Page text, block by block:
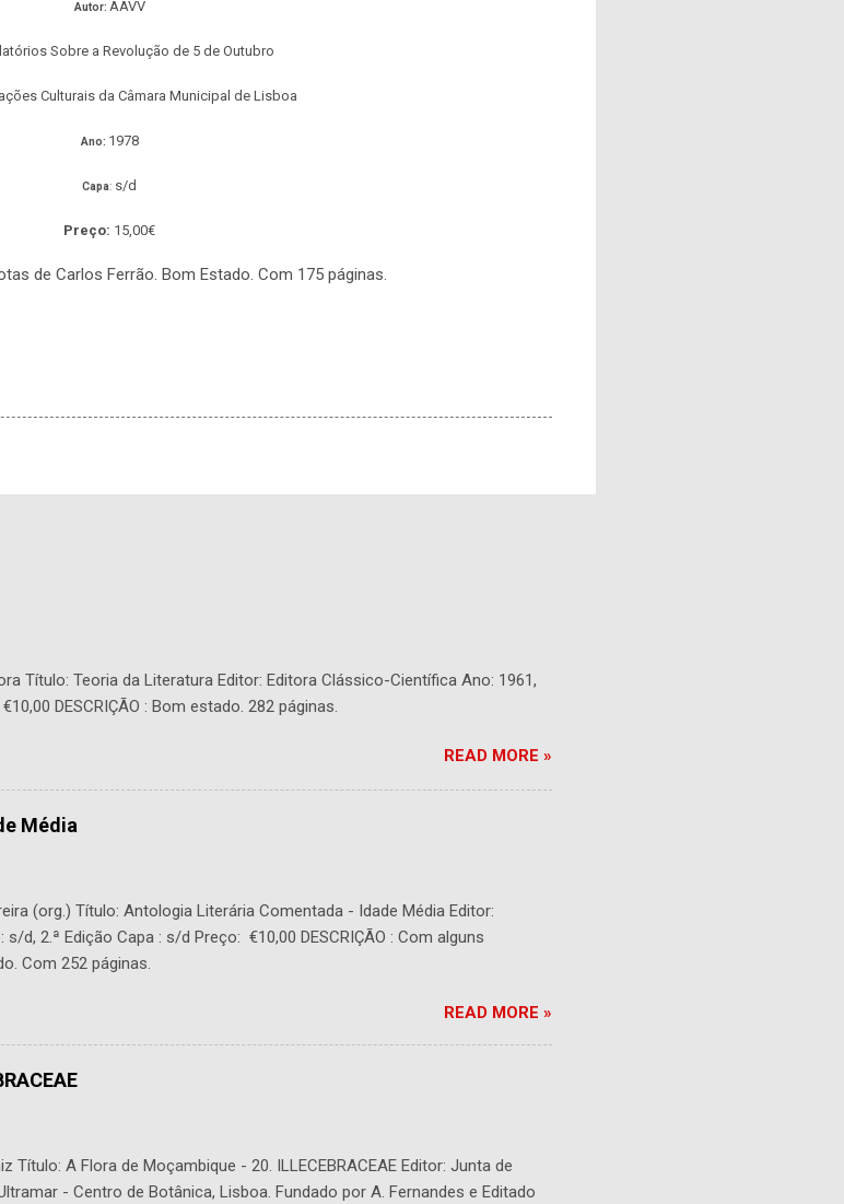
Autor: AAVV
Sobre a Revolução de 5 de Outubro
Culturais da Câmara Municipal de Lisboa
Ano: 1978
Capa: s/d
Preço: 15,00€
de Carlos Ferrão. Bom Estado. Com 175 páginas.
Título: Teoria da Literatura Editor: Editora Clássico-Científica Ano: 1961,
DESCRIÇÃO : Bom estado. 282 páginas.
READ MORE »
Média
(org.) Título: Antologia Literária Comentada - Idade Média Editor:
d, 2.ª Edição Capa : s/d Preço: €10,00 DESCRIÇÃO : Com alguns
Com 252 páginas.
READ MORE »
Título: A Flora de Moçambique - 20. ILLECEBRACEAE Editor: Junta de
- Centro de Botânica, Lisboa. Fundado por A. Fernandes e Editado